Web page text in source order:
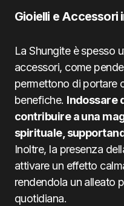
Gioielli e Accessori
La Shungite è spesso
accessori, come
permettono di portare
benefiche. Indossare
contribuire a una
spirituale,
Inoltre, la presenza
attivare un effetto
rendendola un alleato
quotidiana.